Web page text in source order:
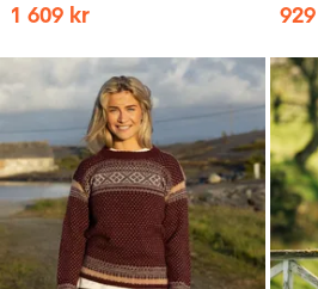
1 609 kr 929